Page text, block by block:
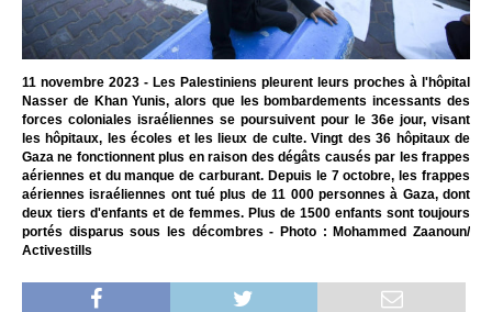
11 novembre 2023 - Les Palestiniens pleurent leurs proches à l'hôpital
Nasser de Khan Yunis, alors que les bombardements incessants des
forces coloniales israéliennes se poursuivent pour le 36e jour, visant
les hôpitaux, les écoles et les lieux de culte. Vingt des 36 hôpitaux de
Gaza ne fonctionnent plus en raison des dégâts causés par les frappes
aériennes et du manque de carburant. Depuis le 7 octobre, les frappes
aériennes israéliennes ont tué plus de 11 000 personnes à Gaza, dont
deux tiers d'enfants et de femmes. Plus de 1500 enfants sont toujours
portés disparus sous les décombres - Photo : Mohammed Zaanoun/
Activestills